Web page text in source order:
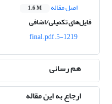
اصل مقاله
1.6 M
فایل‌های تکمیلی/اضافی
5-1219.final.pdf
هم رسانی
ارجاع به این مقاله